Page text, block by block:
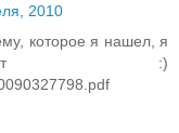
2010
которое я нашел, я
:)